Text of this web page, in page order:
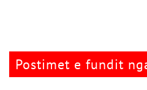
Postimet e fundit